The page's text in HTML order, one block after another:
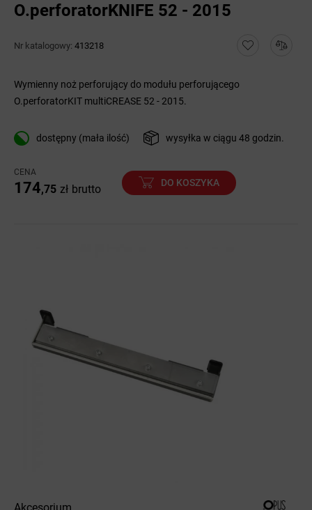
O.perforatorKNIFE 52 - 2015
Nr katalogowy: 413218
Wymienny noż perforujący do modułu perforującego
O.perforatorKIT multiCREASE 52 - 2015.
dostępny (mała ilość) wysyłka w ciągu 48 godzin.
CENA
174,75 zł brutto
DO KOSZYKA